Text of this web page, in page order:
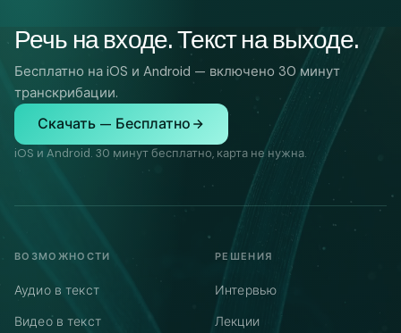
Речь на входе. Текст на выходе.
Бесплатно на iOS и Android — включено 30 минут
транскрибации.
Скачать — Бесплатно
iOS и Android. 30 минут бесплатно, карта не нужна.
ВОЗМОЖНОСТИ
Аудио в текст
Видео в текст
РЕШЕНИЯ
Интервью
Лекции